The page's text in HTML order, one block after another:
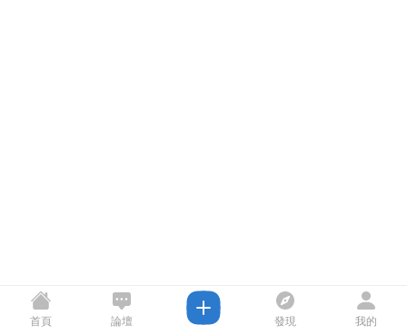
首頁 論壇 發現 我的